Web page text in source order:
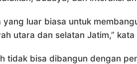
luar biasa untuk
utara dan selatan Jatim,”
tidak bisa dibangun dengan